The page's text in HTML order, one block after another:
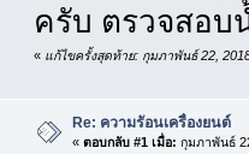
ครับ ตรวจสอ
« แก้ไขครั้งสุดท้าย: กุมภาพันธ์ 22,
Re: ความรัอนเครื่องยนต์
« ตอบกลับ #1 เมื่อ: กุมภาพันธ์